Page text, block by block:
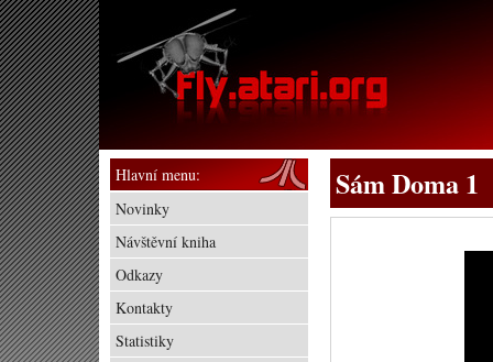
Sám Doma 1
Hlavní menu:
Novinky
Návštěvní kniha
Odkazy
Kontakty
Statistiky